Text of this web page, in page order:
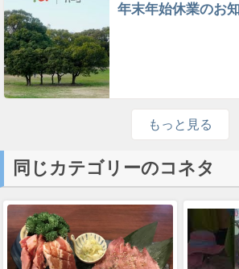
年末年始休業のお
もっと見る
同じカテゴリーのコネタ